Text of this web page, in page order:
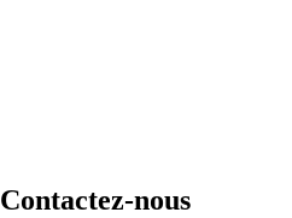
Contactez-nous